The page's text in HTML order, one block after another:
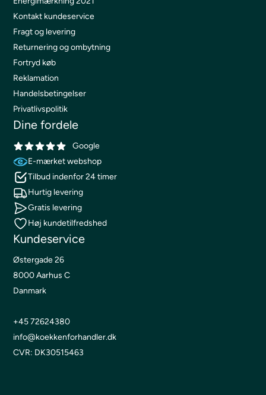
Kontakt kundeservice
Fragt og levering
Returnering og ombytning
Fortryd køb
Reklamation
Handelsbetingelser
Privatlivspolitik
Dine fordele
Google
E-mærket webshop
Tilbud indenfor 24 timer
Hurtig levering
Gratis levering
Høj kundetilfredshed
Kundeservice
Østergade 26
8000 Aarhus C
Danmark
+45 72624380
info@koekkenforhandler.dk
CVR: DK30515463